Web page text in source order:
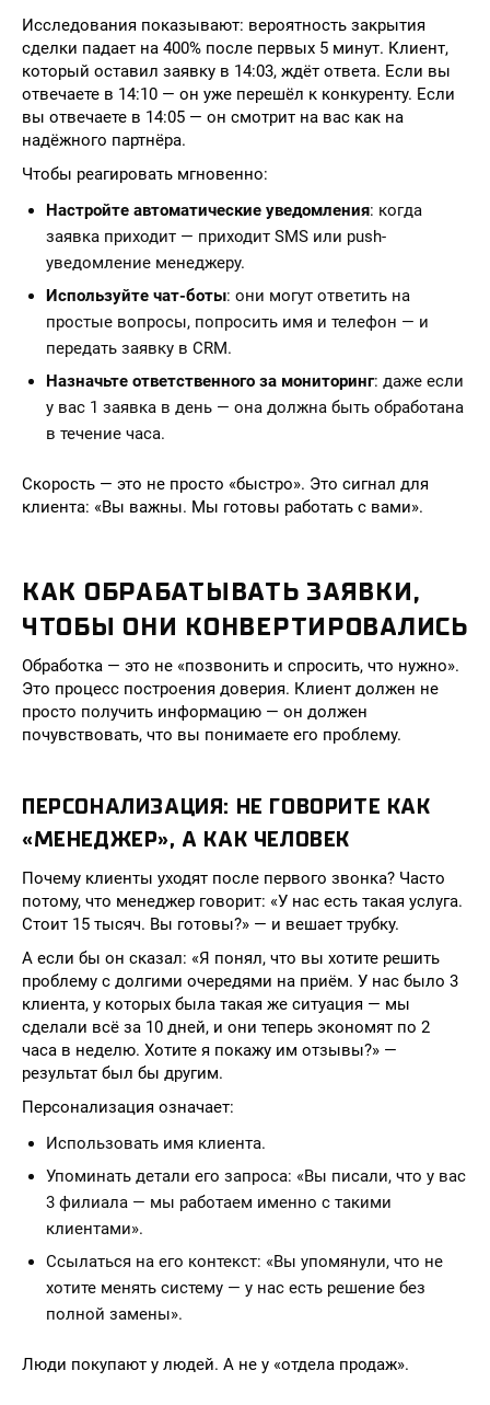
Исследования показывают: вероятность закрытия
сделки падает на 400% после первых 5 минут. Клиент,
который оставил заявку в 14:03, ждёт ответа. Если вы
отвечаете в 14:10 — он уже перешёл к конкуренту. Если
вы отвечаете в 14:05 — он смотрит на вас как на
надёжного партнёра.
Чтобы реагировать мгновенно:
Настройте автоматические уведомления: когда
заявка приходит — приходит SMS или push-
уведомление менеджеру.
Используйте чат-боты: они могут ответить на
простые вопросы, попросить имя и телефон — и
передать заявку в CRM.
Назначьте ответственного за мониторинг: даже если
у вас 1 заявка в день — она должна быть обработана
в течение часа.
Скорость — это не просто «быстро». Это сигнал для
клиента: «Вы важны. Мы готовы работать с вами».
КАК ОБРАБАТЫВАТЬ ЗАЯВКИ,
ЧТОБЫ ОНИ КОНВЕРТИРОВАЛИСЬ
Обработка — это не «позвонить и спросить, что нужно».
Это процесс построения доверия. Клиент должен не
просто получить информацию — он должен
почувствовать, что вы понимаете его проблему.
ПЕРСОНАЛИЗАЦИЯ: НЕ ГОВОРИТЕ КАК
«МЕНЕДЖЕР», А КАК ЧЕЛОВЕК
Почему клиенты уходят после первого звонка? Часто
потому, что менеджер говорит: «У нас есть такая услуга.
Стоит 15 тысяч. Вы готовы?» — и вешает трубку.
А если бы он сказал: «Я понял, что вы хотите решить
проблему с долгими очередями на приём. У нас было 3
клиента, у которых была такая же ситуация — мы
сделали всё за 10 дней, и они теперь экономят по 2
часа в неделю. Хотите я покажу им отзывы?» —
результат был бы другим.
Персонализация означает:
Использовать имя клиента.
Упоминать детали его запроса: «Вы писали, что у вас
3 филиала — мы работаем именно с такими
клиентами».
Ссылаться на его контекст: «Вы упомянули, что не
хотите менять систему — у нас есть решение без
полной замены».
Люди покупают у людей. А не у «отдела продаж».